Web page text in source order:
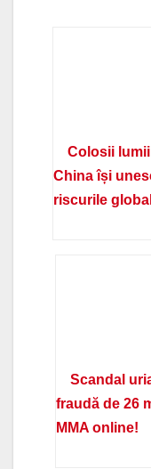
Colosii
China își
riscurile
Scandal
fraudă de 26
MMA online!